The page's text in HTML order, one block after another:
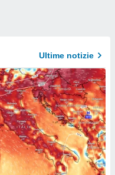
Ultime notizie